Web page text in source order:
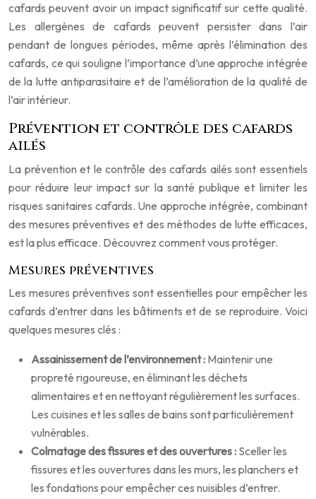
cafards peuvent avoir un impact significatif sur cette qualité.
Les allergènes de cafards peuvent persister dans l’air
pendant de longues périodes, même après l’élimination des
cafards, ce qui souligne l’importance d’une approche intégrée
de la lutte antiparasitaire et de l’amélioration de la qualité de
l’air intérieur.
Prévention et contrôle des cafards
ailés
La prévention et le contrôle des cafards ailés sont essentiels
pour réduire leur impact sur la santé publique et limiter les
risques sanitaires cafards. Une approche intégrée, combinant
des mesures préventives et des méthodes de lutte efficaces,
est la plus efficace. Découvrez comment vous protéger.
Mesures préventives
Les mesures préventives sont essentielles pour empêcher les
cafards d’entrer dans les bâtiments et de se reproduire. Voici
quelques mesures clés :
Assainissement de l’environnement : Maintenir une
propreté rigoureuse, en éliminant les déchets
alimentaires et en nettoyant régulièrement les surfaces.
Les cuisines et les salles de bains sont particulièrement
vulnérables.
Colmatage des fissures et des ouvertures : Sceller les
fissures et les ouvertures dans les murs, les planchers et
les fondations pour empêcher ces nuisibles d’entrer.